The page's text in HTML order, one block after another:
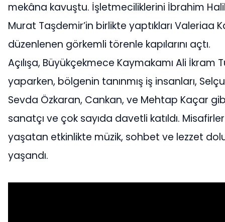
mekâna kavuştu. İşletmeciliklerini İbrahim
Murat Taşdemir’in birlikte yaptıkları Valeriaa
düzenlenen görkemli törenle kapılarını açtı.
Açılışa, Büyükçekmece Kaymakamı Ali İkram
yaparken, bölgenin tanınmış iş insanları,
Sevda Özkaran, Cankan, ve Mehtap Kaçar
sanatçı ve çok sayıda davetli katıldı.
yaşatan etkinlikte müzik, sohbet ve lezzet
yaşandı.